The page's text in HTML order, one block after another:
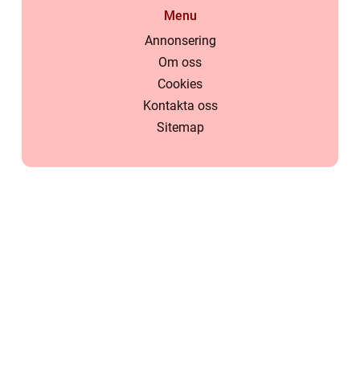
Menu
Annonsering
Om oss
Cookies
Kontakta oss
Sitemap